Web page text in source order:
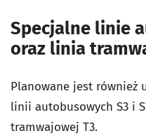
Specjalne linie
oraz linia
Planowane jest również
linii autobusowych S3 i
tramwajowej T3.